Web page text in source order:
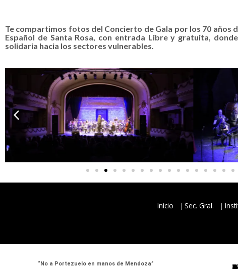
Te compartimos fotos del Concierto de Gala por los 70 años
Español de Santa Rosa, con entrada Libre y gratuita,
solidaria hacia los sectores vulnerables.
Inicio Sec. Gral.
“No a Portezuelo en manos de Mendoza”